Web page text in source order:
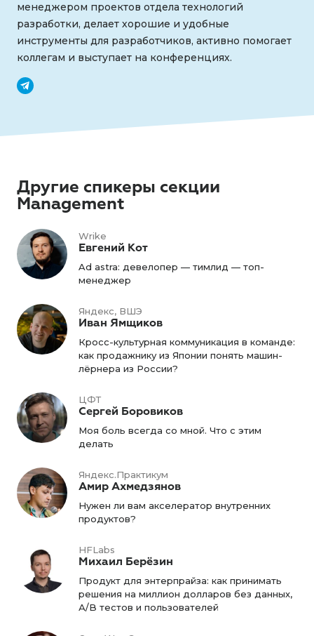
менеджером проектов отдела технологий
разработки, делает хорошие и удобные
инструменты для разработчиков, активно помогает
коллегам и выступает на конференциях.
Другие спикеры секции
Management
Wrike
Евгений Кот
Ad astra: девелопер — тимлид — топ-
менеджер
Яндекс, ВШЭ
Иван Ямщиков
Кросс-культурная коммуникация в команде:
как продажнику из Японии понять машин-
лёрнера из России?
ЦФТ
Сергей Боровиков
Моя боль всегда со мной. Что с этим
делать
Яндекс.Практикум
Амир Ахмедзянов
Нужен ли вам акселератор внутренних
продуктов?
HFLabs
Михаил Берёзин
Продукт для энтерпрайза: как принимать
решения на миллион долларов без данных,
А/B тестов и пользователей